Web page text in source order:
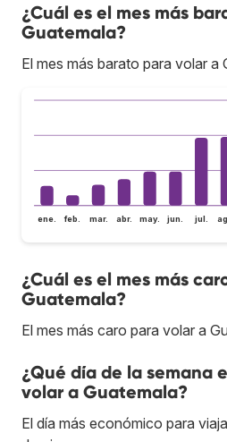
¿Cuál es el mes más
Guatemala?
El mes más barato para volar a
ene. feb. mar. abr. may. jun. jul.
¿Cuál es el mes más
Guatemala?
El mes más caro para volar a
¿Qué día de la semana
volar a Guatemala?
El día más económico para